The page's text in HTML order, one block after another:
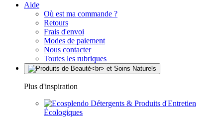
Aide
Où est ma commande ?
Retours
Frais d'envoi
Modes de paiement
Nous contacter
Toutes les rubriques
Plus d'inspiration
Détergents & Produits d'Entretien
Écologiques